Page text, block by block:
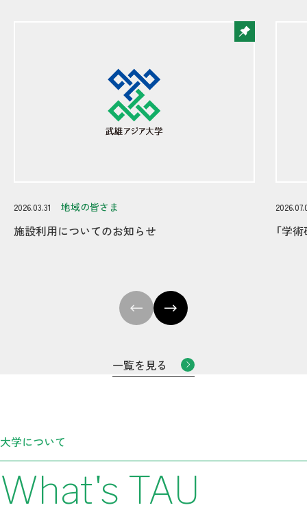
2026.03.31 地域の皆さま
施設利用についてのお知らせ 「学
一覧を見る
大学について
What's TAU